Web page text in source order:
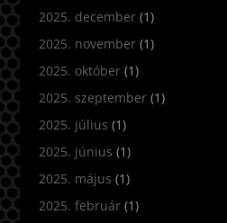
2025. december(1)
2025. november(1)
2025. október(1)
2025. szeptember(1)
2025. július (1)
2025. június (1)
2025. május (1)
2025. február(1)